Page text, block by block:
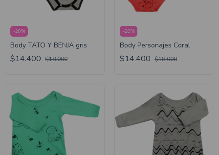
-20%
Body TATO Y BENJA gris
$14.400 $18.000
-20%
Body Personajes Coral
$14.400 $18.000